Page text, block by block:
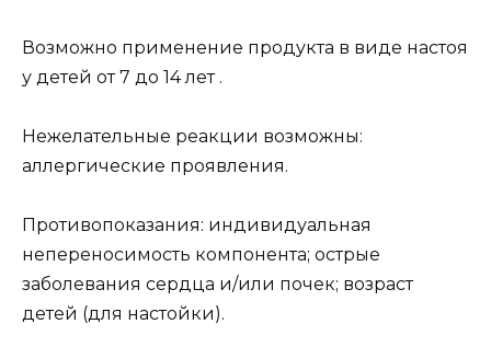
Возможно применение продукта в виде настоя
у детей от 7 до 14 лет .
Нежелательные реакции возможны:
аллергические проявления.
Противопоказания: индивидуальная
непереносимость компонента; острые
заболевания сердца и/или почек; возраст
детей (для настойки).